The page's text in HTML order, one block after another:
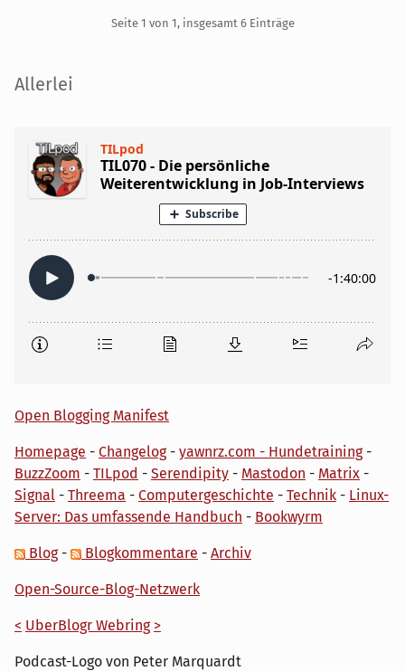
Seite 1 von 1, insgesamt 6 Einträge
Seitenleiste
Allerlei
Open Blogging Manifest
Homepage - Changelog- yawnrz.com - Hundetraining-
BuzzZoom - TILpod - Serendipity - Mastodon - Matrix -
Signal - Threema - Computergeschichte - Technik - Linux-
Server: Das umfassende Handbuch - Bookwyrm
Blog- Blogkommentare - Archiv
Open-Source-Blog-Netzwerk
< UberBlogr Webring >
Podcast-Logo von Peter Marquardt